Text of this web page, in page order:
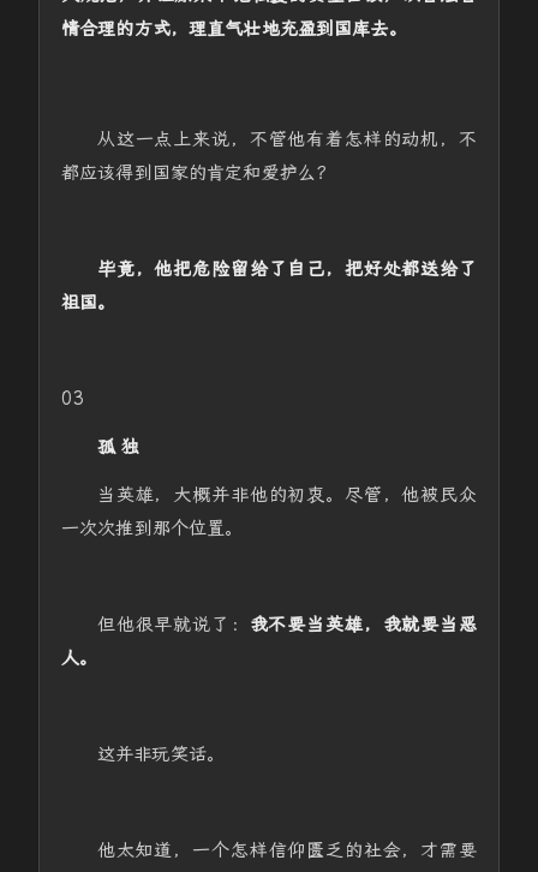
情合理的方式，理直气壮地充盈到国库去。
从这一点上来说，不管他有着怎样的动机，不
都应该得到国家的肯定和爱护么？
毕竟，他把危险留给了自己，把好处都送给了
祖国。
03
孤 独
当英雄，大概并非他的初衷。尽管，他被民众
一次次推到那个位置。
但他很早就说了： 我不要当英雄，我就要当恶
人。
这并非玩笑话。
他太知道，一个怎样信仰匮乏的社会，才需要